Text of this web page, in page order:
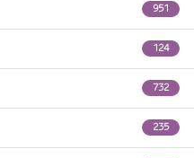
951
124
732
235